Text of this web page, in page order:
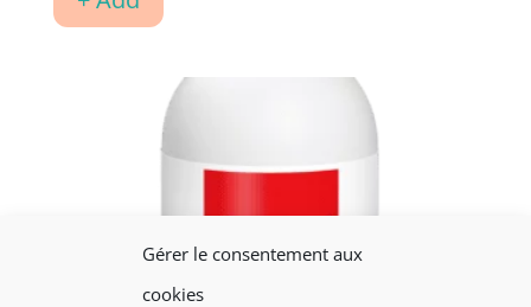
Gérer le consentement aux
cookies